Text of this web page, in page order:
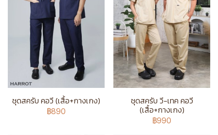
ชุดสครับ คอวี (เสื้อ+กางเกง)
฿890
ชุดสครับ วี-เทค คอวี
(เสื้อ+กางเกง)
฿990